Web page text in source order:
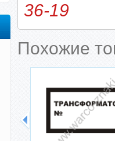
36-19
Похожие